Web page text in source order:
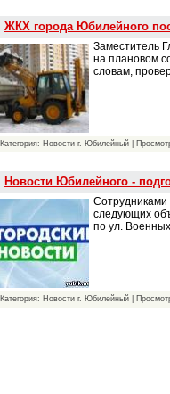
ЖКХ города Юбилейного
Заместитель
на плановом
словам,
Категория: Новости г. Юбилейный |
Новости Юбилейного -
Сотрудниками
следующих
по ул.
Категория: Новости г. Юбилейный |